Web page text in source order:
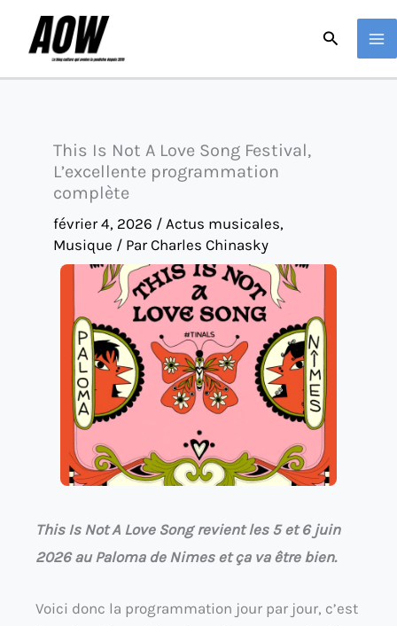
This Is Not A Love Song Festival,
L’excellente programmation
complète
février 4, 2026 / Actus musicales,
Musique / ParCharles Chinasky
This Is Not A Love Song revient les 5 et 6 juin
2026 au Paloma de Nimes et ça va être bien.
Voici donc la programmation jour par jour, c’est